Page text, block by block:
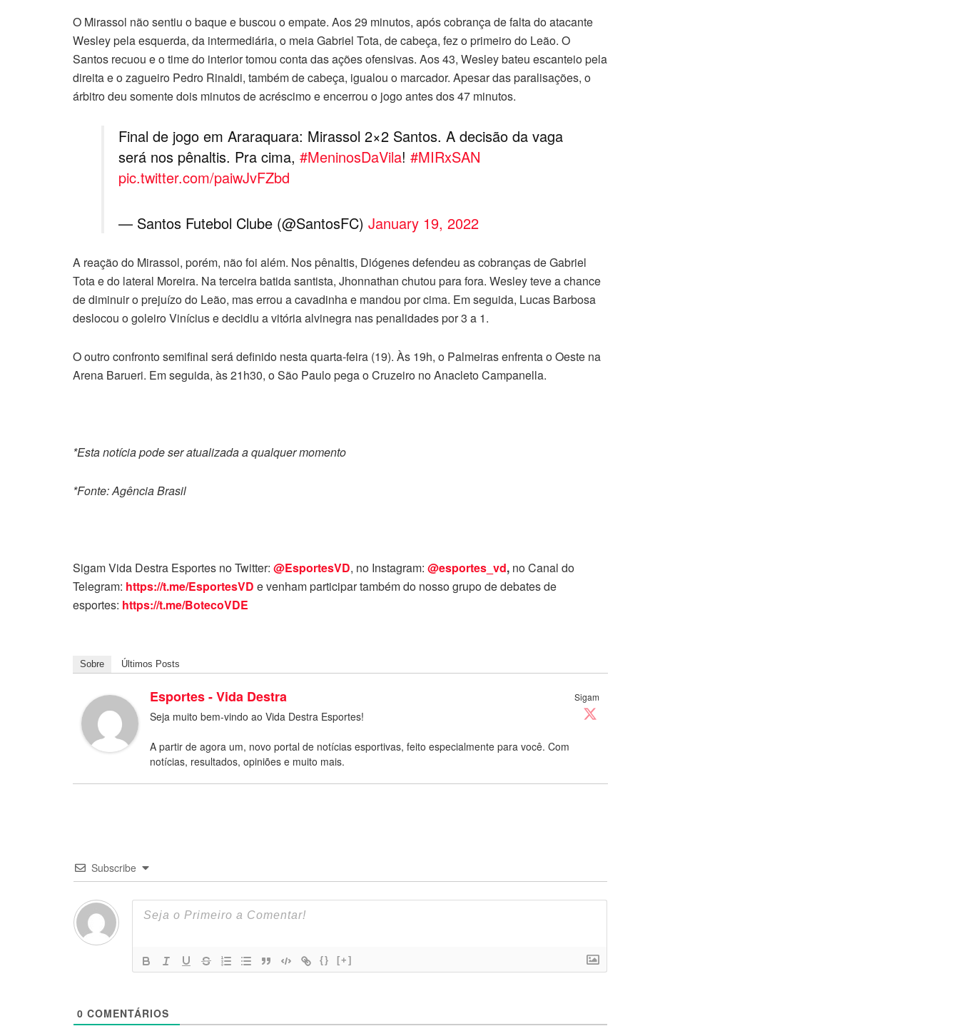
O Mirassol não sentiu o baque e buscou o empate. Aos 29 minutos, após cobrança de falta do atacante
Wesley pela esquerda, da intermediária, o meia Gabriel Tota, de cabeça, fez o primeiro do Leão. O
Santos recuou e o time do interior tomou conta das ações ofensivas. Aos 43, Wesley bateu escanteio pela
direita e o zagueiro Pedro Rinaldi, também de cabeça, igualou o marcador. Apesar das paralisações, o
árbitro deu somente dois minutos de acréscimo e encerrou o jogo antes dos 47 minutos.
Final de jogo em Araraquara: Mirassol 2×2 Santos. A decisão da vaga
será nos pênaltis. Pra cima, #MeninosDaVila! #MIRxSAN
pic.twitter.com/paiwJvFZbd
— Santos Futebol Clube (@SantosFC) January 19, 2022
A reação do Mirassol, porém, não foi além. Nos pênaltis, Diógenes defendeu as cobranças de Gabriel
Tota e do lateral Moreira. Na terceira batida santista, Jhonnathan chutou para fora. Wesley teve a chance
de diminuir o prejuízo do Leão, mas errou a cavadinha e mandou por cima. Em seguida, Lucas Barbosa
deslocou o goleiro Vinícius e decidiu a vitória alvinegra nas penalidades por 3 a 1.
O outro confronto semifinal será definido nesta quarta-feira (19). Às 19h, o Palmeiras enfrenta o Oeste na
Arena Barueri. Em seguida, às 21h30, o São Paulo pega o Cruzeiro no Anacleto Campanella.
*Esta notícia pode ser atualizada a qualquer momento
*Fonte: Agência Brasil
Sigam Vida Destra Esportes no Twitter: @EsportesVD, no Instagram: @esportes_vd, no Canal do
Telegram: https://t.me/EsportesVD e venham participar também do nosso grupo de debates de
esportes: https://t.me/BotecoVDE
Sobre Últimos Posts
Sigam
Esportes - Vida Destra
Seja muito bem-vindo ao Vida Destra Esportes!
A partir de agora um, novo portal de notícias esportivas, feito especialmente para você. Com
notícias, resultados, opiniões e muito mais.
Subscribe
{} [+]
0 COMENTÁRIOS